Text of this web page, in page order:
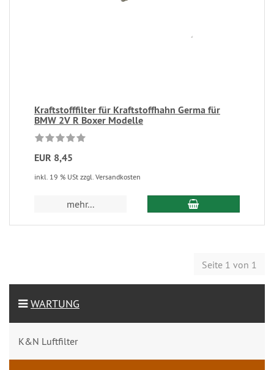
Kraftstofffilter für Kraftstoffhahn Germa für
BMW 2V R Boxer Modelle
EUR 8,45
inkl. 19 % USt zzgl. Versandkosten
mehr...
Seite 1 von 1
WARTUNG
K&N Luftfilter